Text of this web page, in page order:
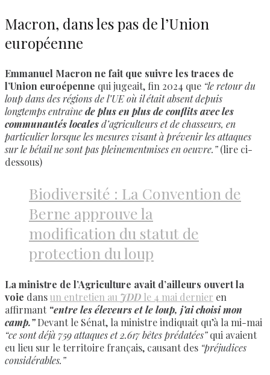
Macron, dans les pas de l’Union
européenne
Emmanuel Macron ne fait que suivre les traces de
l’Union euroépenne qui jugeait, fin 2024 que “le retour du
loup dans des régions de l’UE où il était absent depuis
longtemps entraînede plus en plus de conflits avec les
communautés localesd’agriculteurs et de chasseurs, en
particulier lorsque les mesures visant à prévenir les attaques
sur le bétail ne sont pas pleinementmises en oeuvre.”(lire ci-
dessous)
Biodiversité : La Convention de
Berne approuve la
modification du statut de
protection du loup
La ministre de l’Agriculture avait d’ailleurs ouvert la
voie dansun entretien au JDD le 4 mai dernier en
affirmant “entre les éleveurs et le loup, j’ai choisi mon
camp.”Devant le Sénat, la ministre indiquait qu’à la mi-mai
“ce sont déjà 759 attaques et 2.617 bêtes prédatées”qui avaient
eu lieu sur le territoire français, causant des “préjudices
considérables.”